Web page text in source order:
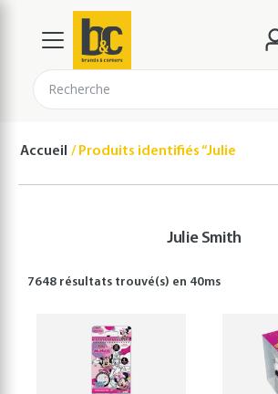
Recherche
Accueil Produits identifiés “Julie Smith”
Julie Smith
7648 résultats trouvé(s) en 40ms